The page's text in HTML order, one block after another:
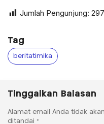
Jumlah Pengunjung: 297
Tag
beritatimika
Tinggalkan Balasan
Alamat email Anda tidak
ditandai *